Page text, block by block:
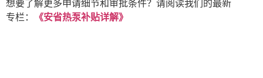
想要了解更多申请细节和审批条件？请阅读我们的最新
专栏：
《安省热泵补贴详解》